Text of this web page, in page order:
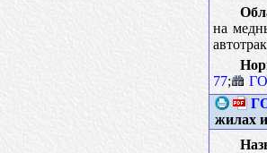
на
77;
жилах